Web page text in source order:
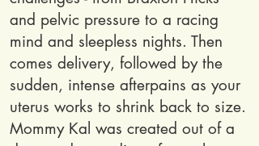
and pelvic pressure to a racing
mind and sleepless nights. Then
comes delivery, followed by the
sudden, intense afterpains as your
uterus works to shrink back to size.
Mommy Kal was created out of a